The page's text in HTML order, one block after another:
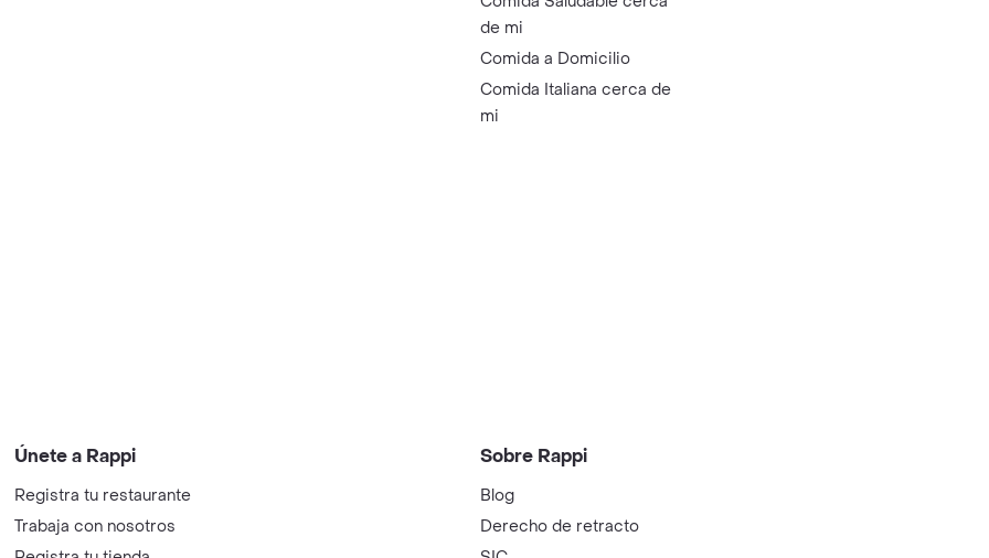
de mi
Comida a Domicilio
Comida Italiana cerca de
mi
Únete a Rappi
Registra tu restaurante
Trabaja con nosotros
Sobre Rappi
Blog
Derecho de retracto